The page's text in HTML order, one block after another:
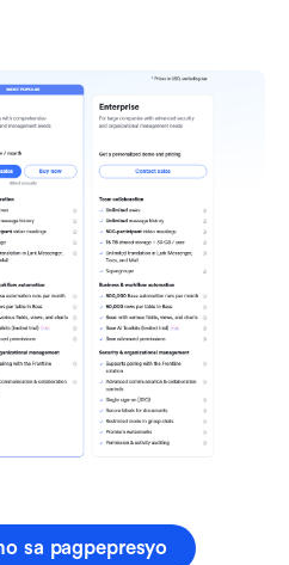
sa pagpepresyo